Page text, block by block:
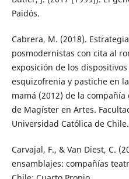
Paidós.
Cabrera, M. (2018).
posmodernistas con cita al
exposición de los
esquizofrenia y pastiche en
mamá (2012) de la
de Magíster en Artes.
Universidad Católica de Chile.
Carvajal, F., & Van Diest, C.
ensamblajes: compañías